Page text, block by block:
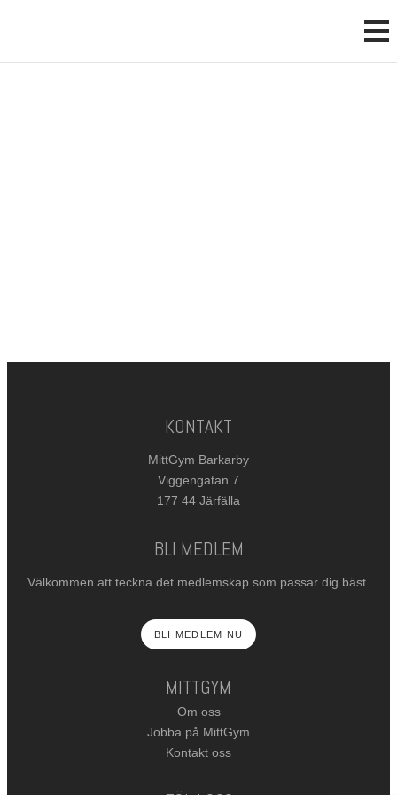
KONTAKT
MittGym Barkarby
Viggengatan 7
177 44 Järfälla
BLI MEDLEM
Välkommen att teckna det medlemskap som passar dig bäst.
BLI MEDLEM NU
MITTGYM
Om oss
Jobba på MittGym
Kontakt oss